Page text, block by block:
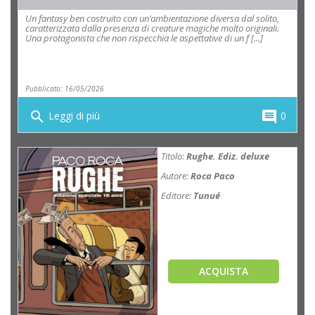
Un fantasy ben costruito con un’ambientazione diversa dal solito,
caratterizzata dalla presenza di creature magiche molto originali.
Una protagonista che non rispecchia le aspettative di un f [...]
Pubblicato: 16/05/2026
search Leggi di più comment 0
Titolo:Rughe. Ediz. deluxe
Autore:Roca Paco
Editore: Tunué
ACQUISTA